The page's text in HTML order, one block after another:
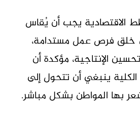
الاقتصادية يجب أن يُقاس
خلق فرص عمل مستدامة،
الإنتاجية، مؤكدة أن
الكلية ينبغي أن تتحول إلى
بها المواطن بشكل مباشر.